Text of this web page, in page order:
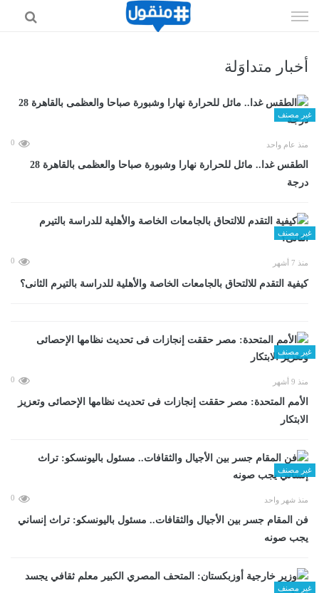
الى
أخبار متداوَلة
غير مصنف
منذ عام واحد 0
الطقس غدا.. مائل للحرارة نهارا وشبورة صباحا والعظمى بالقاهرة 28
درجة
غير مصنف
منذ 7 أشهر 0
كيفية التقدم للالتحاق بالجامعات الخاصة والأهلية للدراسة بالتيرم الثانى؟
غير مصنف
منذ 9 أشهر 0
الأمم المتحدة: مصر حققت إنجازات فى تحديث نظامها الإحصائى وتعزيز
الابتكار
غير مصنف
منذ شهر واحد 0
فن المقام جسر بين الأجيال والثقافات.. مسئول باليونسكو: تراث إنساني
يجب صونه
غير مصنف